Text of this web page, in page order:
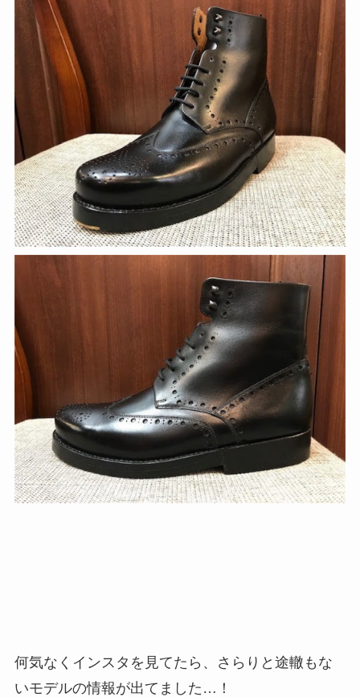
何気なくインスタを見てたら、さらりと途轍もな
いモデルの情報が出てました…！